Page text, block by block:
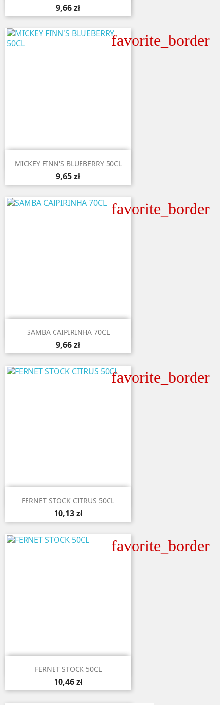
9,66 zł
favorite_border
 Aperçu rapide
MICKEY FINN'S BLUEBERRY 50CL
9,65 zł
favorite_border
 Aperçu rapide
SAMBA CAIPIRINHA 70CL
9,66 zł
favorite_border
 Aperçu rapide
FERNET STOCK CITRUS 50CL
10,13 zł
favorite_border
 Aperçu rapide
FERNET STOCK 50CL
10,46 zł